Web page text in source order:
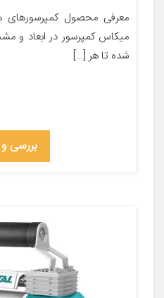
معرفی محصول کمپرسورهای
میکاس کمپرسور در ابعاد و
شده تا هر […]
بررسی